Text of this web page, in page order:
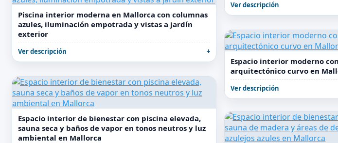
Ver descripción
Piscina interior moderna en Mallorca con columnas
azules, iluminación empotrada y vistas a jardín
exterior
Ver descripción
Espacio interior moderno
arquitectónico curvo en
Ver descripción
Espacio interior de bienestar con piscina elevada,
sauna seca y baños de vapor en tonos neutros y luz
ambiental en Mallorca